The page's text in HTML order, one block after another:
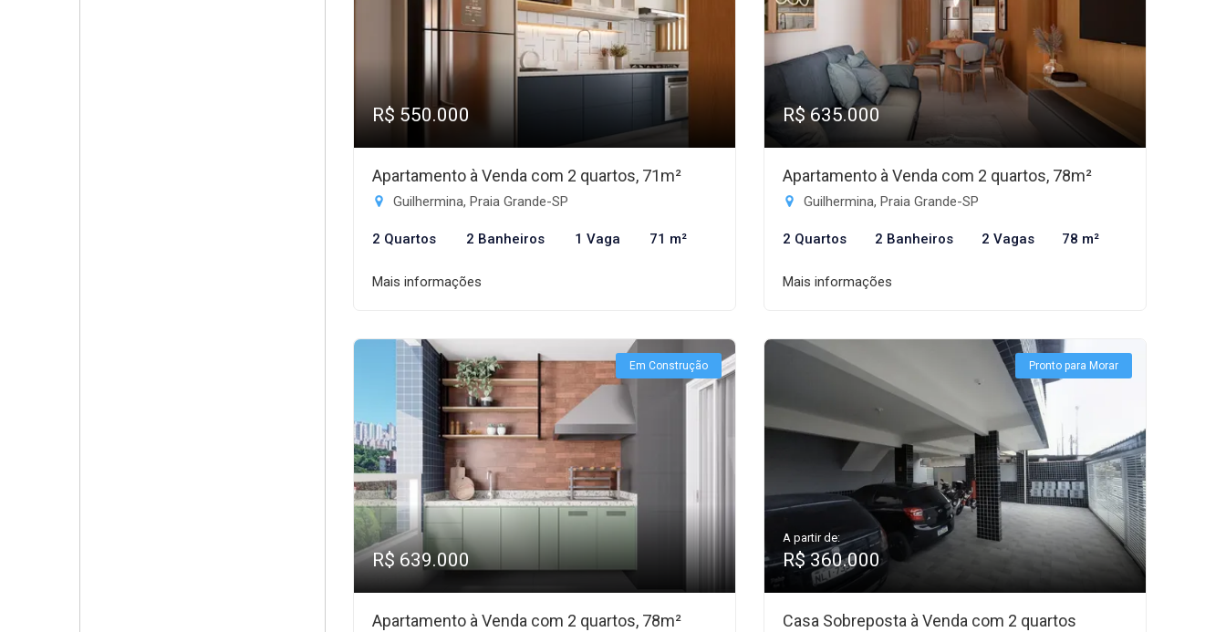
R$ 550.000
Apartamento à Venda com 2 quartos, 71m²
Guilhermina, Praia Grande-SP
2 Quartos 2 Banheiros 1 Vaga 71 m²
Mais informações
R$ 635.000
Apartamento à Venda com 2 quartos, 78m²
Guilhermina, Praia Grande-SP
2 Quartos 2 Banheiros 2 Vagas 78 m²
Mais informações
Em Construção
R$ 639.000
Apartamento à Venda com 2 quartos, 78m²
Pronto para Morar
A partir de:
R$ 360.000
Casa Sobreposta à Venda com 2 quartos